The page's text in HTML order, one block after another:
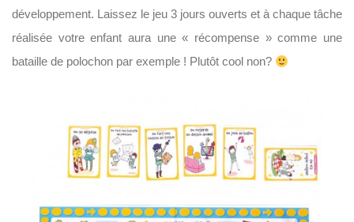
développement. Laissez le jeu 3 jours ouverts et à chaque tâche
réalisée votre enfant aura une « récompense » comme une
bataille de polochon par exemple ! Plutôt cool non?